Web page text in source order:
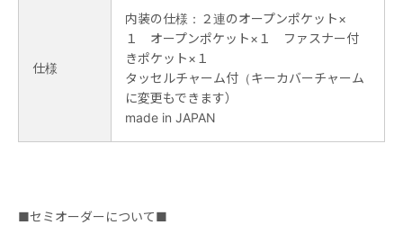
仕様
内装の仕様：２連のオープンポケット×
１ オープンポケット×１ ファスナー付
きポケット×１
タッセルチャーム付（キーカバーチャーム
に変更もできます）
made in JAPAN
■セミオーダーについて■